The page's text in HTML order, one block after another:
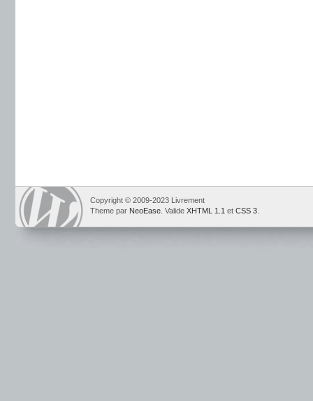
Copyright © 2009-2023 Livrement
Theme par NeoEase . Valide XHTML 1.1 et CSS 3